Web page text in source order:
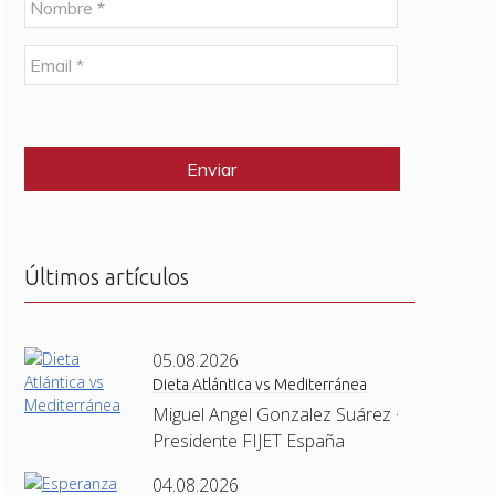
o
m
b
r
E
m
l
Últimos artículos
05.08.2026
Dieta Atlántica vs Mediterránea
Miguel Angel Gonzalez Suárez ·
Presidente FIJET España
04.08.2026